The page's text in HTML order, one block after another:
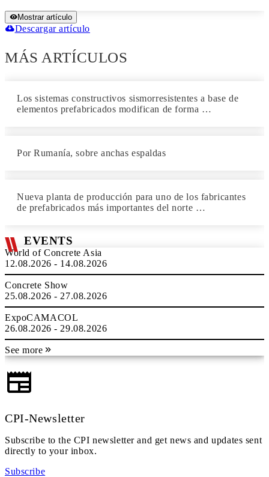
Mostrar artículo
Descargar artículo
MÁS ARTÍCULOS
Los sistemas constructivos sismorresistentes a base de
elementos prefabricados modifican de forma …
Por Rumanía, sobre anchas espaldas
Nueva planta de producción para uno de los fabricantes
de prefabricados más importantes del norte …
EVENTS
World of Concrete Asia
12.08.2026 - 14.08.2026
Concrete Show
25.08.2026 - 27.08.2026
ExpoCAMACOL
26.08.2026 - 29.08.2026
See more
CPI-Newsletter
Subscribe to the CPI newsletter and get news and updates sent
directly to your inbox.
Subscribe